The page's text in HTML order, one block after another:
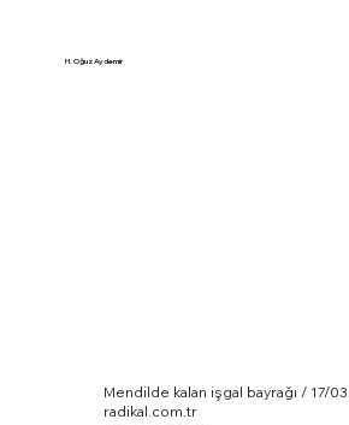
H. Oğuz Aydemir
Mendilde kalan işgal bayrağı / 17/
radikal.com.tr